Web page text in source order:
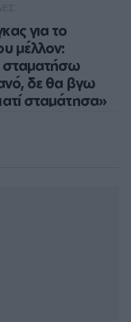
για το
μέλλον:
σταματήσω
δε θα βγω
σταμάτησα»